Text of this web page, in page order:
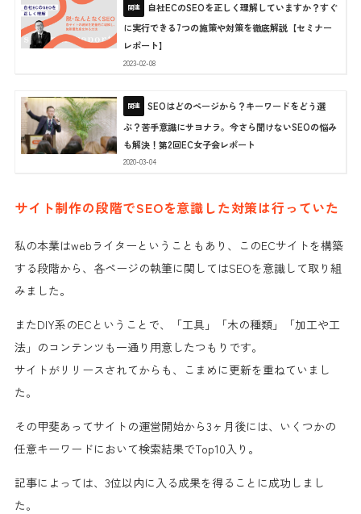
自社ECのSEOを正しく理解していますか？すぐ
に実行できる7つの施策や対策を徹底解説【セミナー
レポート】
2023-02-08
SEOはどのページから？キーワードをどう選
ぶ？苦手意識にサヨナラ。今さら聞けないSEOの悩み
も解決！第2回EC女子会レポート
2020-03-04
サイト制作の段階でSEOを意識した対策は行っていた
私の本業はwebライターということもあり、このECサイトを構築
する段階から、各ページの執筆に関してはSEOを意識して取り組
み ました。
またDIY系のECということで、「工具」「木の種類」「加工や工
法」のコンテンツも一通り用意 したつもりです。
サイトがリリースされてからも、
こまめに更新を重ねていまし
た。
その甲斐あってサイトの運営開始から3ヶ月後には、いくつかの
任意キーワードにおいて検索結果でTop10入り。
記事によっては、 3位以内に入る成果を得る ことに成功しまし
た。